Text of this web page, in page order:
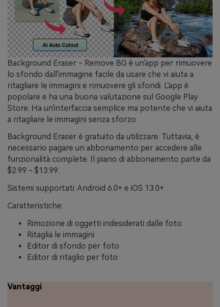
Background Eraser - Remove BG è un'app per rimuovere
lo sfondo dall'immagine facile da usare che vi aiuta a
ritagliare le immagini e rimuovere gli sfondi. L'app è
popolare e ha una buona valutazione sul Google Play
Store. Ha un'interfaccia semplice ma potente che vi aiuta
a ritagliare le immagini senza sforzo.
Background Eraser è gratuito da utilizzare. Tuttavia, è
necessario pagare un abbonamento per accedere alle
funzionalità complete. Il piano di abbonamento parte da
$2.99 - $13.99.
Sistemi supportati: Android 6.0+ e iOS 13.0+
Caratteristiche:
Rimozione di oggetti indesiderati dalle foto
Ritaglia le immagini
Editor di sfondo per foto
Editor di ritaglio per foto
Vantaggi